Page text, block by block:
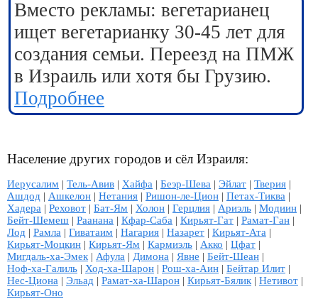
Вместо рекламы: вегетарианец
ищет вегетарианку 30-45 лет для
создания семьи. Переезд на ПМЖ
в Израиль или хотя бы Грузию.
Подробнее
Население других городов и сёл Израиля:
Иерусалим | Тель-Авив | Хайфа | Беэр-Шева | Эйлат | Тверия |
Ашдод | Ашкелон | Нетания | Ришон-ле-Цион | Петах-Тиква |
Хадера | Реховот | Бат-Ям | Холон | Герцлия | Ариэль | Модиин |
Бейт-Шемеш | Раанана | Кфар-Саба | Кирьят-Гат | Рамат-Ган |
Лод | Рамла | Гиватаим | Нагария | Назарет | Кирьят-Ата |
Кирьят-Моцкин | Кирьят-Ям | Кармиэль | Акко | Цфат |
Мигдаль-ха-Эмек | Афула | Димона | Явне | Бейт-Шеан |
Ноф-ха-Галиль | Ход-ха-Шарон | Рош-ха-Аин | Бейтар Илит |
Нес-Циона | Эльад | Рамат-ха-Шарон | Кирьят-Бялик | Нетивот |
Кирьят-Оно